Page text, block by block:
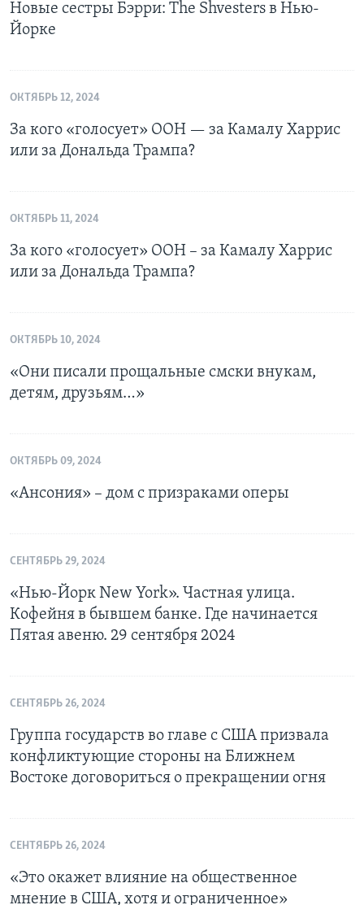
Новые сестры Бэрри: The Shvesters в Нью-
Йорке
ОКТЯБРЬ 12, 2024
За кого «голосует» ООН — за Камалу Харрис
или за Дональда Трампа?
ОКТЯБРЬ 11, 2024
За кого «голосует» ООН – за Камалу Харрис
или за Дональда Трампа?
ОКТЯБРЬ 10, 2024
«Они писали прощальные смски внукам,
детям, друзьям…»
ОКТЯБРЬ 09, 2024
«Ансония» – дом с призраками оперы
СЕНТЯБРЬ 29, 2024
«Нью-Йорк New York». Частная улица.
Кофейня в бывшем банке. Где начинается
Пятая авеню. 29 сентября 2024
СЕНТЯБРЬ 26, 2024
Группа государств во главе с США призвала
конфликтующие стороны на Ближнем
Востоке договориться о прекращении огня
СЕНТЯБРЬ 26, 2024
«Это окажет влияние на общественное
мнение в США, хотя и ограниченное»